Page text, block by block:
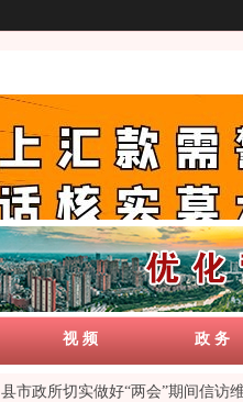
视 频 政 务
县市政所切实做好“两会”期间信访